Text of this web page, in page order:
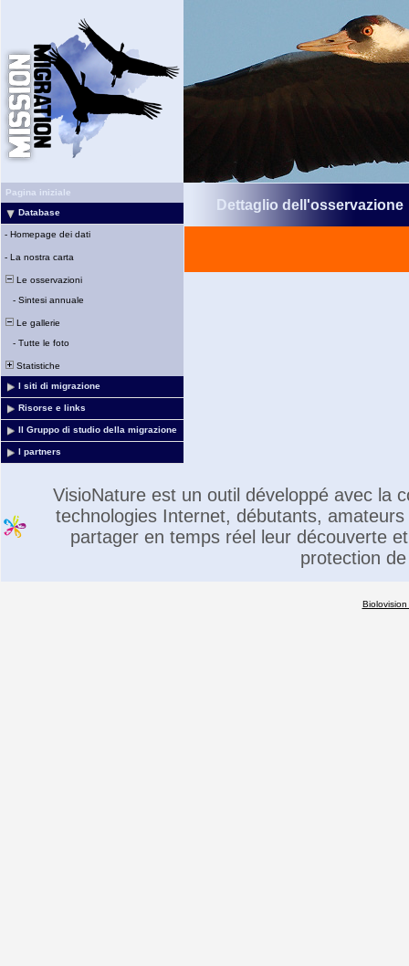
Pagina iniziale
Database
- Homepage dei dati
- La nostra carta
Le osservazioni
- Sintesi annuale
Le gallerie
- Tutte le foto
Statistiche
I siti di migrazione
Risorse e links
Il Gruppo di studio della migrazione
I partners
Dettaglio dell'osservazione
VisioNature est un outil développé avec la
technologies Internet, débutants,
partager en temps réel leur découverte
protection
Biolovision